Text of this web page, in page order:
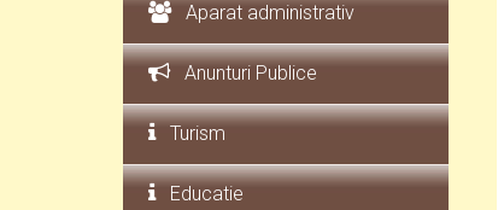
Aparat administrativ
Anunturi Publice
Turism
Educatie